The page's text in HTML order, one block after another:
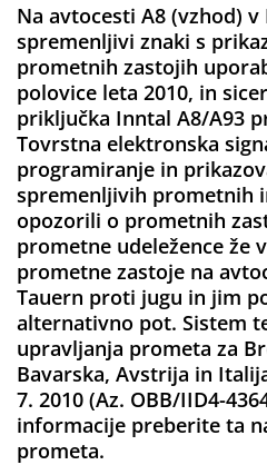
Na avtocesti A8 (vzhod) v
spremenljivi znaki s
prometnih zastojih
polovice leta 2010, in
priključka Inntal A8/A93
Tovrstna elektronska
programiranje in
spremenljivih prometnih
opozorili o prometnih
prometne udeležence že
prometne zastoje na
Tauern proti jugu in jim
alternativno pot. Sistem
upravljanja prometa za
Bavarska, Avstrija in
7. 2010 (Az. OBB/IID4-
informacije preberite ta
prometa.